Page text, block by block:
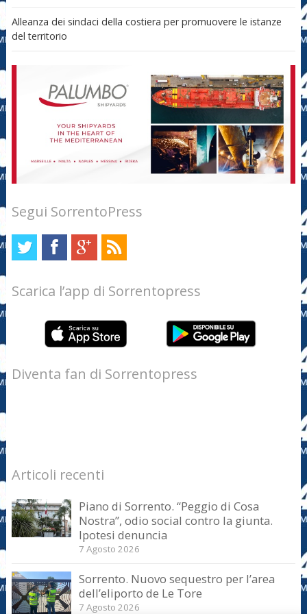
Alleanza dei sindaci della costiera per promuovere le istanze
del territorio
Segui SorrentoPress
Scarica l’app di Sorrentopress
Diventa fan di Sorrentopress
Articoli recenti
Piano di Sorrento. “Peggio di Cosa
Nostra”, odio social contro la giunta.
Ipotesi denuncia
7 Agosto 2026
Sorrento. Nuovo sequestro per l’area
dell’eliporto de Le Tore
7 Agosto 2026